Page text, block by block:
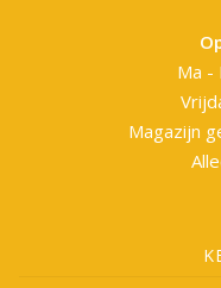
Ma -
Magazijn